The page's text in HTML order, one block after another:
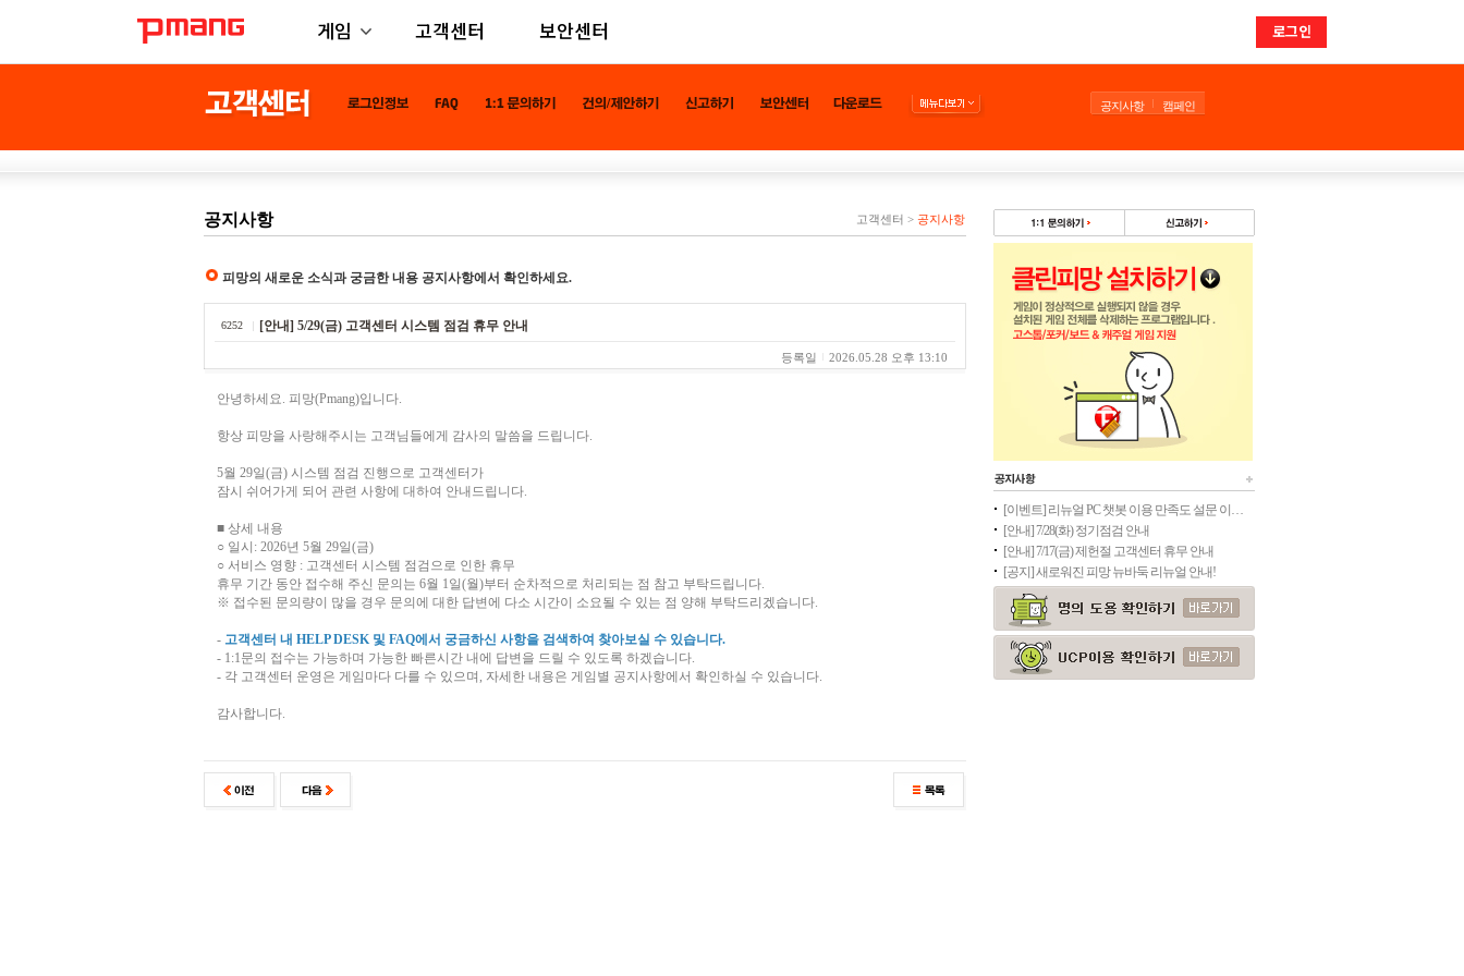
게임 고객센터 보안센터 로그인
공지사항 캠페인
공지사항 고객센터 > 공지사항
피망의 새로운 소식과 궁금한 내용 공지사항에서 확인하세요.
6252 [안내] 5/29(금) 고객센터 시스템 점검 휴무 안내
등록일 2026.05.28 오후 13:10
안녕하세요. 피망(Pmang)입니다.
항상 피망을 사랑해주시는 고객님들에게 감사의 말씀을 드립니다.
5월 29일(금) 시스템 점검 진행으로 고객센터가
잠시 쉬어가게 되어 관련 사항에 대하여 안내드립니다.
■ 상세 내용
○ 일시: 2026년 5월 29일(금)
○ 서비스 영향 : 고객센터 시스템 점검으로 인한 휴무
휴무 기간 동안 접수해 주신 문의는 6월 1일(월)부터 순차적으로 처리되는 점 참고 부탁드립니다.
※ 접수된 문의량이 많을 경우 문의에 대한 답변에 다소 시간이 소요될 수 있는 점 양해 부탁드리겠습니다.
- 고객센터 내 HELP DESK 및 FAQ에서 궁금하신 사항을 검색하여 찾아보실 수 있습니다.
- 1:1문의 접수는 가능하며 가능한 빠른시간 내에 답변을 드릴 수 있도록 하겠습니다.
- 각 고객센터 운영은 게임마다 다를 수 있으며, 자세한 내용은 게임별 공지사항에서 확인하실 수 있습니다.
감사합니다.
[이벤트] 리뉴얼 PC 챗봇 이용 만족도 설문 이벤트
[안내] 7/28(화) 정기점검 안내
[안내] 7/17(금) 제헌절 고객센터 휴무 안내
[공지] 새로워진 피망 뉴바둑 리뉴얼 안내!